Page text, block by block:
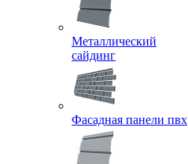
Металлический
сайдинг
Фасадная панели пвх